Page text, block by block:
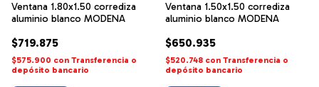
Ventana 1.80x1.50 corrediza
aluminio blanco MODENA
$719.875
$575.900 con Transferencia o
depósito bancario
Ventana 1.50x1.50 corrediza
aluminio blanco MODENA
$650.935
$520.748 con Transferencia o
depósito bancario